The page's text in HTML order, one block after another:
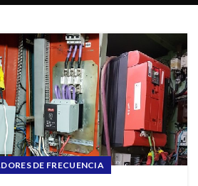
DE FRECUENCIA